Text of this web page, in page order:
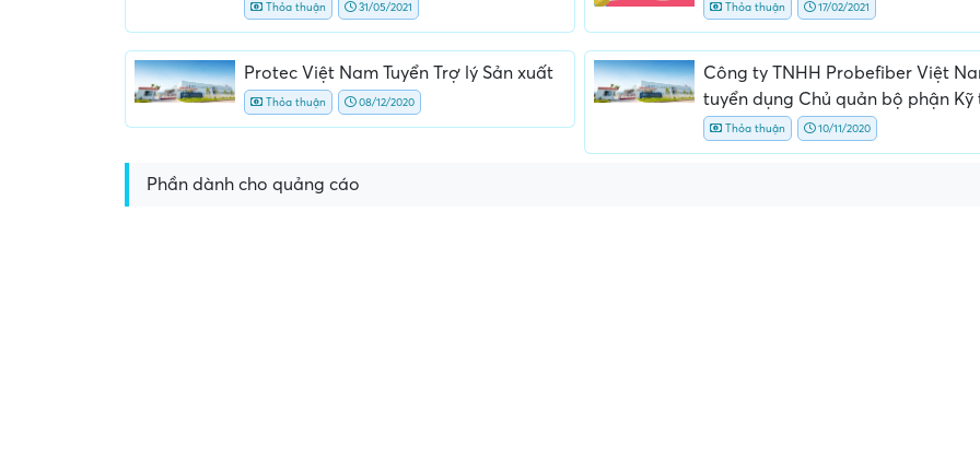
Thỏa thuận 31/05/2021 Thỏa thuận 17/02/2021
Protec Việt Nam Tuyển Trợ lý Sản xuất
Thỏa thuận 08/12/2020
Công ty TNHH Probefiber Việt
tuyển dụng Chủ quản bộ phận Kỹ
Thỏa thuận 10/11/2020
Phần dành cho quảng cáo